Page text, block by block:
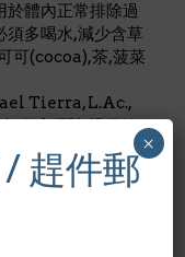
於體內正常排除過
須多喝水,減少含草
可(cocoa),茶,菠菜
Tierra, L.Ac.,
臨床經驗,提供維
趕件郵
×